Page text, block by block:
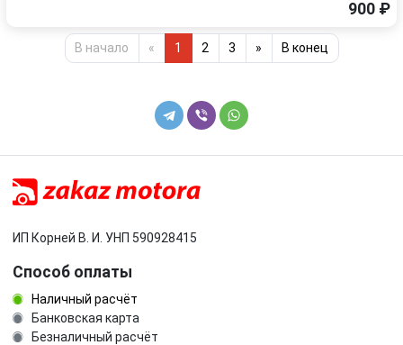
900 ₽
В начало « 1 2 3 » В конец
ИП Корней В. И. УНП 590928415
Способ оплаты
Наличный расчёт
Банковская карта
Безналичный расчёт